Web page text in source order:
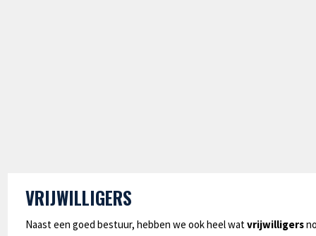
VRIJWILLIGERS
Naast een goed bestuur, hebben we ook heel watvrijwilligers